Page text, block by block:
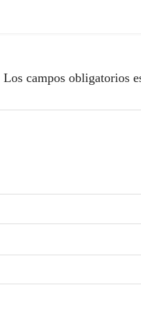
Los campos obligatorios